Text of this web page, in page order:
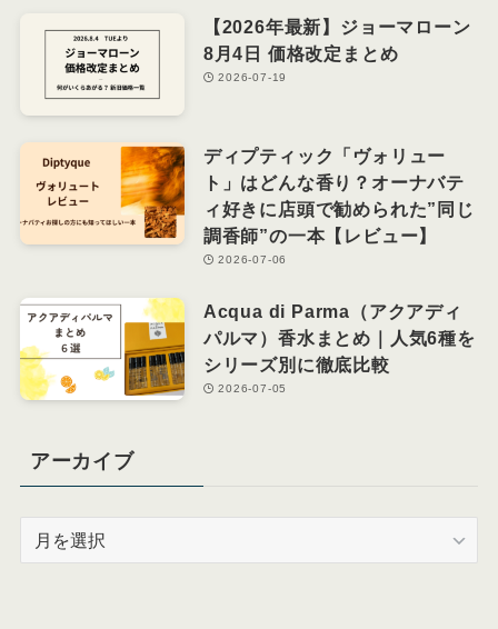
【2026年最新】ジョーマローン
8月4日 価格改定まとめ
2026-07-19
ディプティック「ヴォリュー
ト」はどんな香り？オーナバテ
ィ好きに店頭で勧められた”同じ
調香師”の一本【レビュー】
2026-07-06
Acqua di Parma（アクアディ
パルマ）香水まとめ｜人気6種を
シリーズ別に徹底比較
2026-07-05
アーカイブ